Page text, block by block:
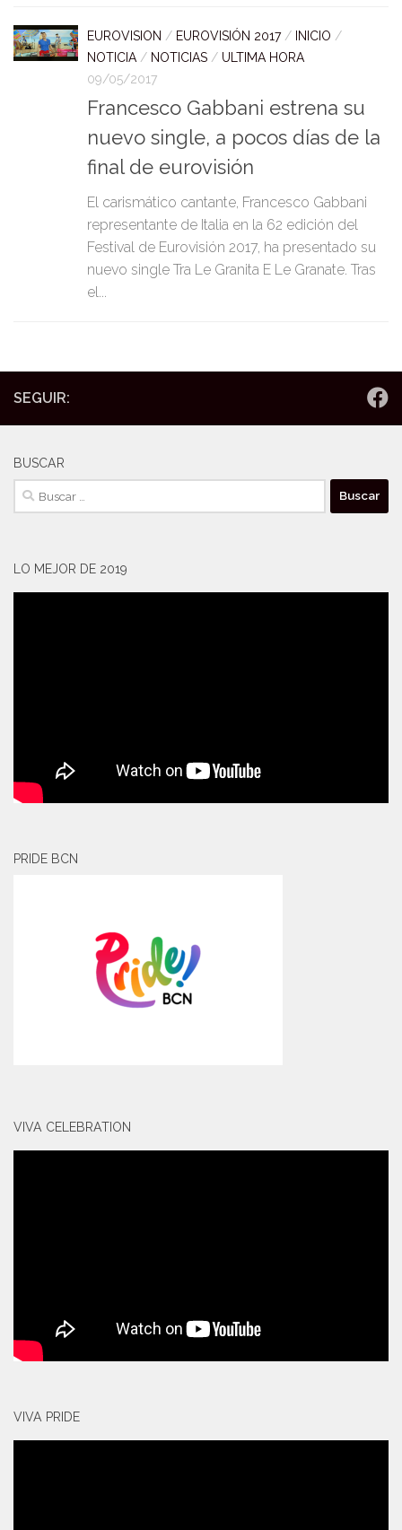
EUROVISION / EUROVISIÓN 2017/ INICIO /
NOTICIA / NOTICIAS / ULTIMA HORA
09/05/2017
Francesco Gabbani estrena su
nuevo single, a pocos días de la
final de eurovisión
El carismático cantante, Francesco Gabbani
representante de Italia en la 62 edición del
Festival de Eurovisión 2017, ha presentado su
nuevo single Tra Le Granita E Le Granate. Tras
el...
SEGUIR:
BUSCAR
Buscar:
LO MEJOR DE 2019
PRIDE BCN
VIVA CELEBRATION
VIVA PRIDE